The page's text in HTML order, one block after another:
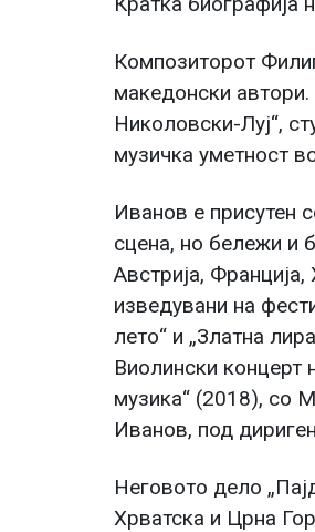
Композиторот
македонски
Николовски-Луј“,
музичка уметност
Иванов е присутен
сцена, но бележи и
Австрија,
изведувани на
лето“ и „Златна
Виолински концерт
музика“ (2018), со
Иванов, под
Неговото дело
Хрватска и Црна